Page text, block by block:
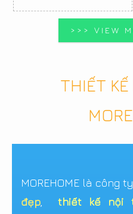
>>> VIEW
THIẾT
MOREHOME là công ty
đẹp, thiết kế nội